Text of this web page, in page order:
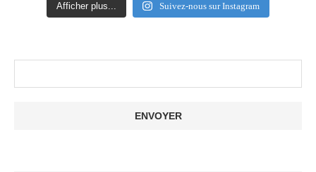
Afficher plus... Suivez-nous sur Instagram